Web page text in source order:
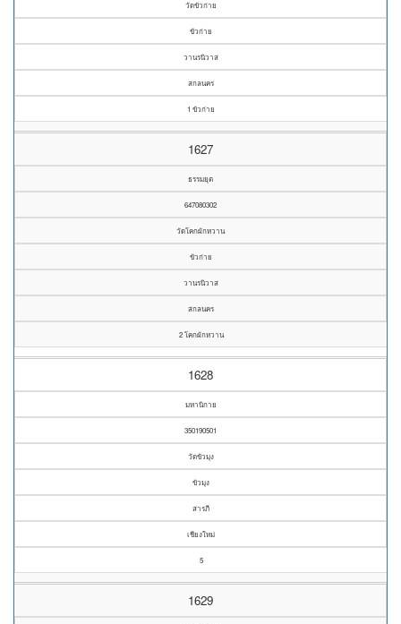
วัดขัวก่าย
ขัวก่าย
วานรนิวาส
สกลนคร
1 ขัวก่าย
1627
ธรรมยุต
647080302
วัดโคกผักหวาน
ขัวก่าย
วานรนิวาส
สกลนคร
2 โคกผักหวาน
1628
มหานิกาย
350190501
วัดขัวมุง
ขัวมุง
สารภี
เชียงใหม่
5
1629